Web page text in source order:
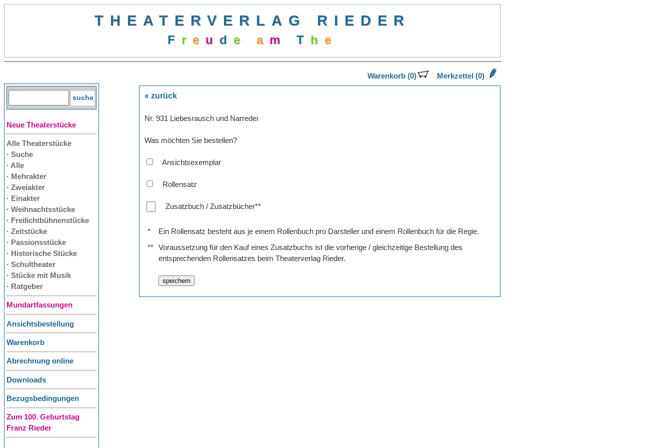
THEATERVERLAG RIEDER
F r e u d e a m T h e
Neue Theaterstücke
Alle Theaterstücke
· Suche
· Alle
· Mehrakter
· Zweiakter
· Einakter
· Weihnachtsstücke
· Freilichtbühnenstücke
· Zeitstücke
· Passionsstücke
· Historische Stücke
· Schultheater
· Stücke mit Musik
· Ratgeber
Mundartfassungen
Ansichtsbestellung
Warenkorb
Abrechnung online
Downloads
Bezugsbedingungen
Zum 100. Geburtstag
Franz Rieder
Warenkorb (0) Merkzettel (0)
« zurück
Nr. 931 Liebesrausch und Narredei
Was möchten Sie bestellen?
Ansichtsexemplar
Rollensatz
Zusatzbuch / Zusatzbücher**
*
Ein Rollensatz besteht aus je einem Rollenbuch pro Darsteller und einem Rollenbuch für die Regie.
**
Voraussetzung für den Kauf eines Zusatzbuchs ist die vorherige / gleichzeitige Bestellung des
entsprechenden Rollensatzes beim Theaterverlag Rieder.